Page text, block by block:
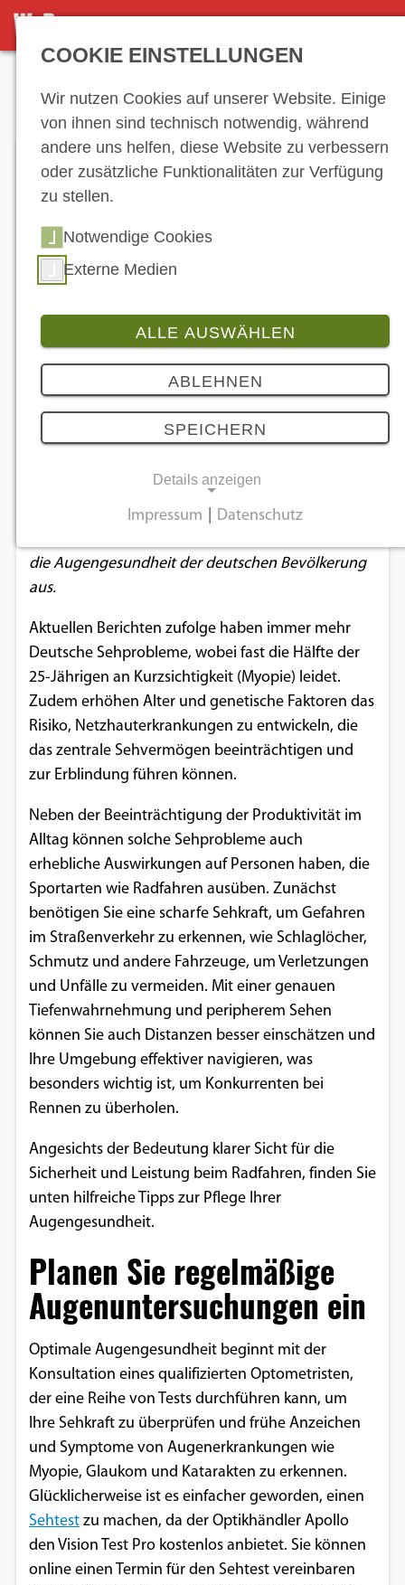
DETAILSEITE
Ein Biker-Guide für optimale
Augengesundheit
20.11.2024
Da die Häufigkeit von Augenerkrankungen
die Augengesundheit der deutschen Bevölkerung
aus.
Aktuellen Berichten zufolge haben immer mehr
Deutsche Sehprobleme, wobei fast die Hälfte der
25-Jährigen an Kurzsichtigkeit (Myopie) leidet.
Zudem erhöhen Alter und genetische Faktoren das
Risiko, Netzhauterkrankungen zu entwickeln, die
das zentrale Sehvermögen beeinträchtigen und
zur Erblindung führen können.
Neben der Beeinträchtigung der Produktivität im
Alltag können solche Sehprobleme auch
erhebliche Auswirkungen auf Personen haben, die
Sportarten wie Radfahren ausüben. Zunächst
benötigen Sie eine scharfe Sehkraft, um Gefahren
im Straßenverkehr zu erkennen, wie Schlaglöcher,
Schmutz und andere Fahrzeuge, um Verletzungen
und Unfälle zu vermeiden. Mit einer genauen
Tiefenwahrnehmung und peripherem Sehen
können Sie auch Distanzen besser einschätzen und
Ihre Umgebung effektiver navigieren, was
besonders wichtig ist, um Konkurrenten bei
Rennen zu überholen.
Angesichts der Bedeutung klarer Sicht für die
Sicherheit und Leistung beim Radfahren, finden Sie
unten hilfreiche Tipps zur Pflege Ihrer
Augengesundheit.
Planen Sie regelmäßige
Augenuntersuchungen ein
Optimale Augengesundheit beginnt mit der
Konsultation eines qualifizierten Optometristen,
der eine Reihe von Tests durchführen kann, um
Ihre Sehkraft zu überprüfen und frühe Anzeichen
und Symptome von Augenerkrankungen wie
Myopie, Glaukom und Katarakten zu erkennen.
Glücklicherweise ist es einfacher geworden, einen
Sehtestzu machen, da der Optikhändler Apollo
den Vision Test Pro kostenlos anbietet. Sie können
online einen Termin für den Sehtest vereinbaren
COOKIE EINSTELLUNGEN
Wir nutzen Cookies auf unserer Website. Einige
von ihnen sind technisch notwendig, während
andere uns helfen, diese Website zu verbessern
oder zusätzliche Funktionalitäten zur Verfügung
zu stellen.
Notwendige Cookies
Externe Medien
ALLE AUSWÄHLEN
ABLEHNEN
SPEICHERN
Details anzeigen
Notwendige Cookies ermöglichen
Einverständnis-Cookie
Name:
cookie_consent
Zweck:
Dieser Cookie speichert die ausgewählten
Einverständnis-Optionen des Benutzers
Cookie Laufzeit:
1 Jahr
EXTERNE MEDIEN
Um Inhalte von Videoplattformen und
Social Media Plattformen anzeigen zu
Medien Cookies gesetzt.
Vimeo
Anbieter:
Google
Impressum Datenschutz